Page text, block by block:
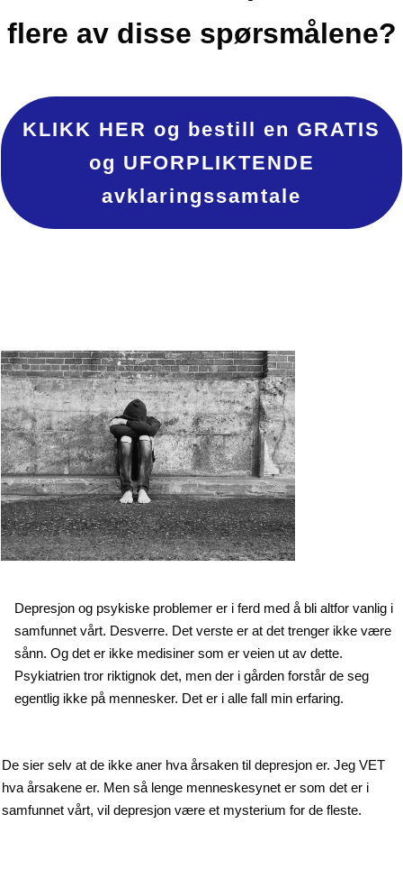
flere av disse spørsmålene?
KLIKK HER og bestill en GRATIS
og UFORPLIKTENDE
avklaringssamtale
Depresjon og psykiske problemer er i ferd med å bli altfor vanlig i
samfunnet vårt. Desverre. Det verste er at det trenger ikke være
sånn. Og det er ikke medisiner som er veien ut av dette.
Psykiatrien tror riktignok det, men der i gården forstår de seg
egentlig ikke på mennesker. Det er i alle fall min erfaring.
De sier selv at de ikke aner hva årsaken til depresjon er. Jeg VET
hva årsakene er. Men så lenge menneskesynet er som det er i
samfunnet vårt, vil depresjon være et mysterium for de fleste.